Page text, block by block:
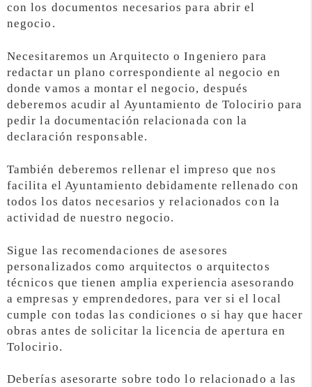
con los documentos necesarios para abrir el
negocio.
Necesitaremos un Arquitecto o Ingeniero para
redactar un plano correspondiente al negocio en
donde vamos a montar el negocio, después
deberemos acudir al Ayuntamiento de Tolocirio para
pedir la documentación relacionada con la
declaración responsable.
También deberemos rellenar el impreso que nos
facilita el Ayuntamiento debidamente rellenado con
todos los datos necesarios y relacionados con la
actividad de nuestro negocio.
Sigue las recomendaciones de asesores
personalizados como arquitectos o arquitectos
técnicos que tienen amplia experiencia asesorando
a empresas y emprendedores, para ver si el local
cumple con todas las condiciones o si hay que hacer
obras antes de solicitar la licencia de apertura en
Tolocirio.
Deberías asesorarte sobre todo lo relacionado a las